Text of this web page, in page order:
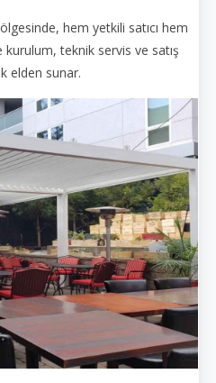
hem yetkili satıcı hem
teknik servis ve satış
elden sunar.